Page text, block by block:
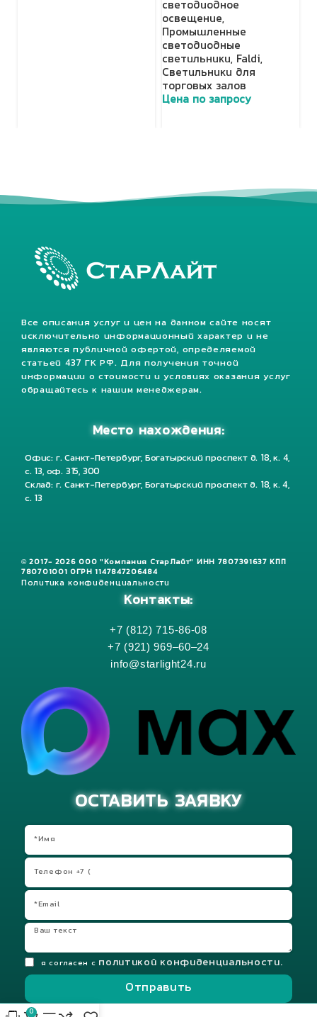
светодиодное
освещение,
Промышленные
светодиодные
светильники, Faldi,
Светильники для
торговых залов
Цена по запросу
Все описания услуг и цен на данном сайте носят
исключительно информационный характер и не
являются публичной офертой, определяемой
статьей 437 ГК РФ. Для получения точной
информации о стоимости и условиях оказания услуг
обращайтесь к нашим менеджерам.
Место нахождения:
Офис: г. Санкт-Петербург, Богатырский проспект д. 18, к. 4,
с. 13, оф. 315, 300
Склад: г. Санкт-Петербург, Богатырский проспект д. 18, к. 4,
с. 13
© 2017- 2026 ООО "Компания СтарЛайт" ИНН 7807391637 КПП
780701001 ОГРН 1147847206484
Политика конфиденциальности
Контакты:
+7 (812) 715-86-08
+7 (921) 969–60–24
info@starlight24.ru
ОСТАВИТЬ ЗАЯВКУ
я согласен с политикой конфиденциальности.
Отправить
0